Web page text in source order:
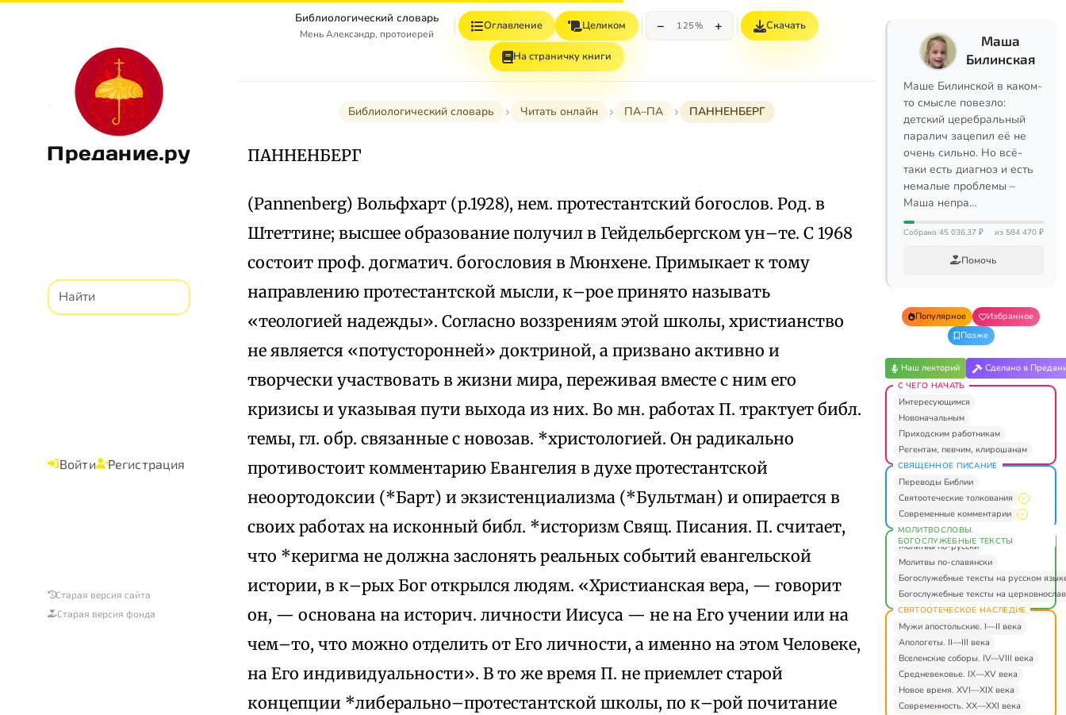
Предание.ру
Войти Регистрация
Старая версия сайта
Старая версия фонда
Библиологический словарь
Мень Александр, протоиерей
Оглавление Целиком − 125% + Скачать
На страничку книги
Библиологический словарь Читать онлайн ПА–ПА ПАННЕНБЕРГ
ПАННЕНБЕРГ
(Pannenberg) Вольфхарт (р.1928), нем. протестантский богослов. Род. в
Штеттине; высшее образование получил в Гейдельбергском ун–те. С 1968
состоит проф. догматич. богословия в Мюнхене. Примыкает к тому
направлению протестантской мысли, к–рое принято называть
«теологией надежды». Согласно воззрениям этой школы, христианство
не является «потусторонней» доктриной, а призвано активно и
творчески участвовать в жизни мира, переживая вместе с ним его
кризисы и указывая пути выхода из них. Во мн. работах П. трактует библ.
темы, гл. обр. связанные с новозав. *христологией. Он радикально
противостоит комментарию Евангелия в духе протестантской
неоортодоксии (*Барт) и экзистенциализма (*Бультман) и опирается в
своих работах на исконный библ. *историзм Свящ. Писания. П. считает,
что *керигма не должна заслонять реальных событий евангельской
истории, в к–рых Бог открылся людям. «Христианская вера, — говорит
он, — основана на историч. личности Иисуса — не на Его учении или на
чем–то, что можно отделить от Его личности, а именно на этом Человеке,
на Его индивидуальности». В то же время П. не приемлет старой
концепции *либерально–протестантской школы, по к–рой почитание
Маша
Билинская
Маше Билинской в каком-
то смысле повезло:
детский церебральный
паралич зацепил её не
очень сильно. Но всё-
таки есть диагноз и есть
немалые проблемы –
Маша непра…
Собрано 45 036,37 ₽ из 584 470 ₽
Помочь
Популярное
Избранное
Позже
Наш лекторий Сделано в
С ЧЕГО НАЧАТЬ
Интересующимся
Новоначальным
Приходским работникам
Регентам, певчим, клирошанам
СВЯЩЕННОЕ ПИСАНИЕ
Переводы Библии
Святоотеческие толкования
Современные комментарии
МОЛИТВОСЛОВЫ.
БОГОСЛУЖЕБНЫЕ ТЕКСТЫ
Молитвы по-русски
Молитвы по-славянски
Богослужебные тексты на русском
Богослужебные тексты на
СВЯТООТЕЧЕСКОЕ НАСЛЕДИЕ
Мужи апостольские. I—II века
Апологеты. II—III века
Вселенские соборы. IV—VIII века
Средневековье. IX—XV века
Новое время. XVI—XIX века
Современность. XX—XXI века